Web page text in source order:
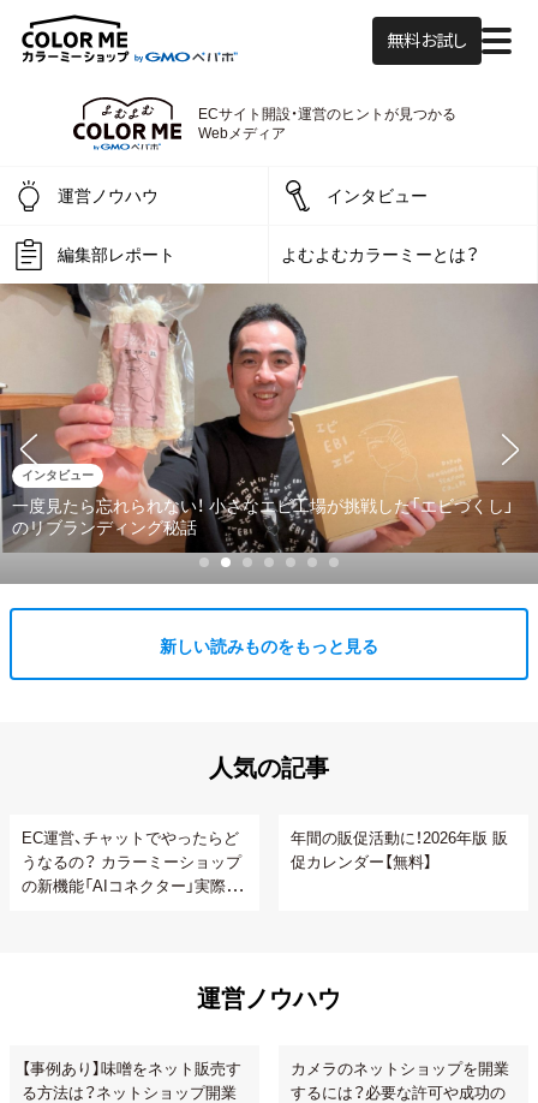
無料お試し
よむよむカラーミー
ECサイト開設・運営のヒントが見つかる
Webメディア
運営ノウハウ インタビュー
編集部レポート よむよむカラーミーとは？
インタビュー
一度見たら忘れられない！ 小さなエビ工場が挑戦した「エビづくし」
のリブランディング秘話
新しい読みものをもっと見る
人気の記事
EC運営、チャットでやったらど
うなるの？ カラーミーショップ
の新機能「AIコネクター」実際に
年間の販促活動に！2026年版 販
促カレンダー【無料】
運営ノウハウ
【事例あり】味噌をネット販売す
る方法は？ネットショップ開業
カメラのネットショップを開業
するには？必要な許可や成功の